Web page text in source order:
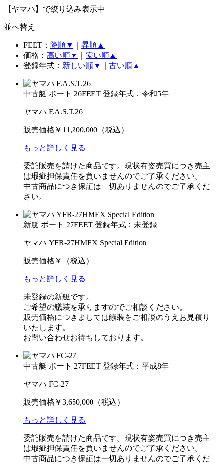
【ヤマハ】で絞り込み表示中
並べ替え
FEET： 降順▼
昇順▲
価格： 高い順▼
安い順▲
登録年式： 新しい順▼ 古い順▲
中古艇 ボート 26FEET 登録年式：令和5年
ヤマハ F.A.S.T.26
販売価格 ￥11,200,000 （税込）
もっと詳しく見る
委託販売を請けた商品です。現状有姿売買につき売主
は瑕疵担保責任を負いませんのでご了承ください。
中古商品につき保証は一切ありませんのでご了承くだ
さい。
新艇 ボート 27FEET 登録年式：未登録
ヤマハ YFR-27HMEX Special Edition
販売価格 ￥ （税込）
もっと詳しく見る
未登録の新艇です。
ご希望の艤装を承りますのでご相談ください。
販売価格につきましては艤装をご相談のうえお見積り
いたします。
お問い合わせお待ちしております。
中古艇 ボート 27FEET 登録年式：平成8年
ヤマハ FC-27
販売価格 ￥3,650,000 （税込）
もっと詳しく見る
委託販売を請けた商品です。現状有姿売買につき売主
は瑕疵担保責任を負いませんのでご了承ください。
中古商品につき保証は一切ありませんのでご了承くだ